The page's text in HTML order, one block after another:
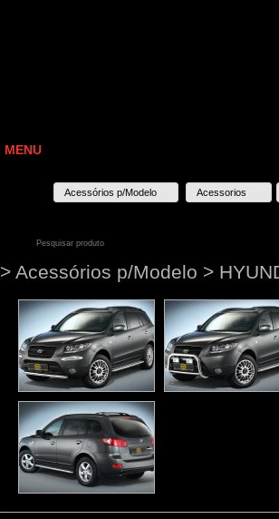
MENU
Acessórios p/Modelo Acessorios
> Acessórios p/Modelo >